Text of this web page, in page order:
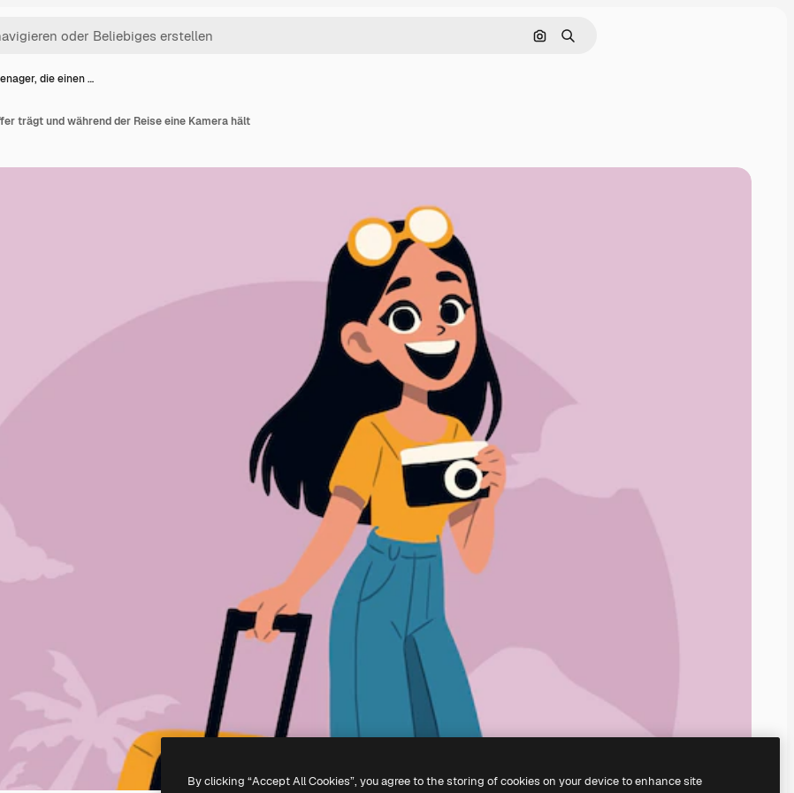
Nach Bild suchen
Suchen
die einen …
trägt und während der Reise eine Kamera hält
By clicking “Accept All Cookies”, you agree to the storing of cookies on your device to enhance site